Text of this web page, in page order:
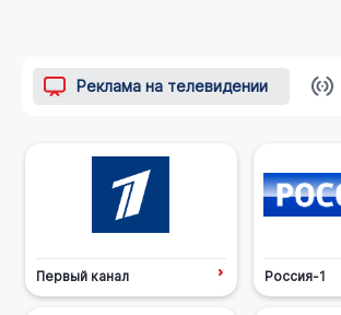
Реклама на телевидении
Первый канал Россия-1